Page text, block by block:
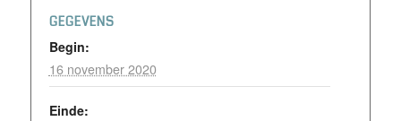
GEGEVENS
Begin:
16 november 2020
Einde: